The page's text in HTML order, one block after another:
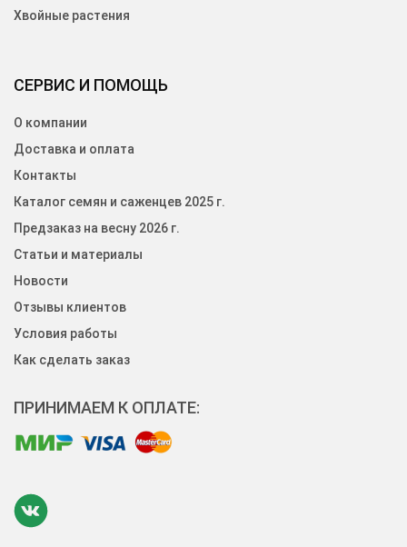
СЕРВИС И ПОМОЩЬ
О компании
Доставка и оплата
Контакты
Каталог семян и саженцев 2025 г.
Предзаказ на весну 2026 г.
Статьи и материалы
Новости
Отзывы клиентов
Условия работы
Как сделать заказ
Хвойные растения
ПРИНИМАЕМ К ОПЛАТЕ: